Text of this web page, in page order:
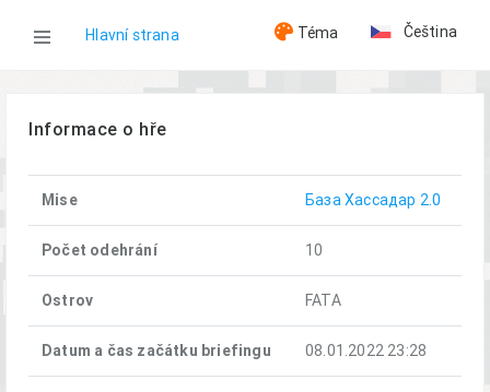
Hlavní strana
Hry
База Хассадар (08.01.2022)
Téma Čeština
Informace o hře
Mise База Хассадар 2.0
Počet odehrání 10
Ostrov FATA
Datum a čas začátku briefingu 08.01.2022 23:28